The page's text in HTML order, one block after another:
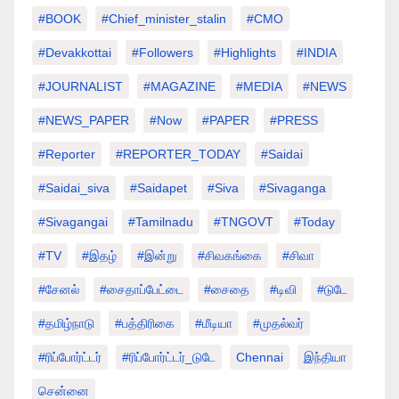
#BOOK #chief_minister_stalin #CMO
#devakkottai #followers #highlights #INDIA
#JOURNALIST #MAGAZINE #MEDIA #NEWS
#NEWS_PAPER #Now #PAPER #PRESS
#Reporter #REPORTER_TODAY #saidai
#saidai_siva #saidapet #Siva #Sivaganga
#sivagangai #tamilnadu #TNGOVT #today
#TV #இதழ் #இன்று #சிவகங்கை #சிவா
#சேனல் #சைதாப்பேட்டை #சைதை #டிவி #டுடே
#தமிழ்நாடு #பத்திரிகை #மீடியா #முதல்வர்
#ரிப்போர்ட்டர் #ரிப்போர்ட்டர்_டுடே Chennai இந்தியா
சென்னை